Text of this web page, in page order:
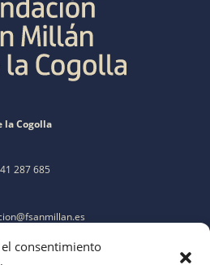
consentimiento
la Cogolla
287 685